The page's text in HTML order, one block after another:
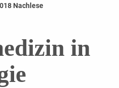
Nachlese
in